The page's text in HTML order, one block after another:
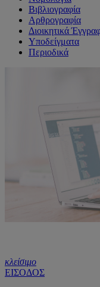
Βιβλιογραφία
Αρθρογραφία
Διοικητικά
Υποδείγματα
Περιοδικά
κλείσιμο
ΕΙΣΟΔΟΣ